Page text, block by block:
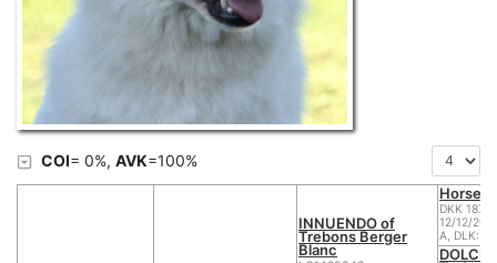
COI= 0%, AVK=100%
INNUENDO of
Trebons Berger
Blanc
DKK
12/12/
A, DLK: 0
DOLCE